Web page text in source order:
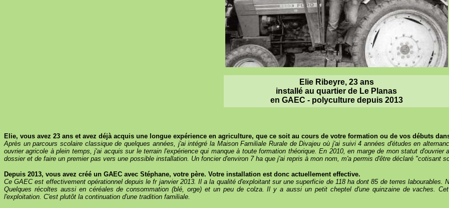
Elie Ribeyre, 23 ans
installé au quartier de Le Planas
en GAEC - polyculture depuis 2013
Elie, vous avez 23 ans et avez déjà acquis une longue expérience en agriculture, que ce soit au cours de votre formation ou de vos débuts
Après un parcours scolaire classique de quelques années, j'ai intégré la Maison Familiale Rurale de Divajeu où j'ai suivi 4 années d'études en
ouvrier agricole à plein temps, j'ai acquis sur le terrain l'expérience qui manque à toute formation théorique. En 2010, en marge de mon statut
dossier et de faire un premier pas vers une possible installation. Un foncier d'environ 7 ha que j'ai repris à mon nom, m'a permis d'être déclaré "cotisant
Depuis 2013, vous avez créé un GAEC avec Stéphane, votre père. Votre installation est donc actuellement effective.
Ce GAEC est effectivement opérationnel depuis le fr janvier 2013. Il a la qualité d'exploitant sur une superficie de 118 ha dont 85 de terres
Quelques récoltes aussi en céréales de consommation (blé, orge) et un peu de colza. Il y a aussi un petit cheptel d'une quinzaine de vaches.
l'exploitation. C'est plutôt la continuation d'une tradition familiale.